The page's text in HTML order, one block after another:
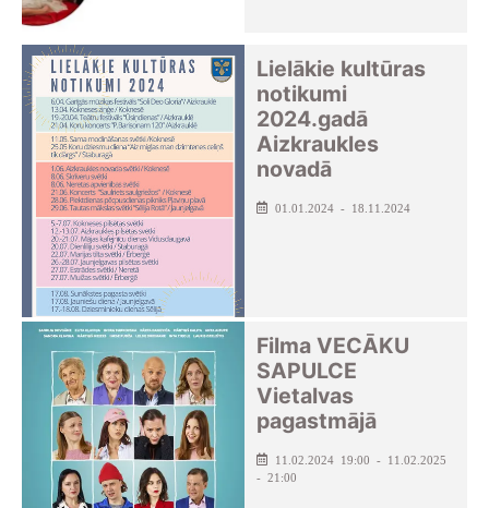
Lielākie kultūras
notikumi
2024.gadā
Aizkraukles
novadā
01.01.2024 - 18.11.2024
Filma VECĀKU
SAPULCE
Vietalvas
pagastmājā
11.02.2024 19:00 - 11.02.2025
- 21:00